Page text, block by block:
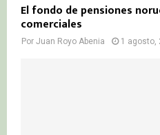
El fondo de pensiones
comerciales
Por Juan Royo Abenia 1 agosto,